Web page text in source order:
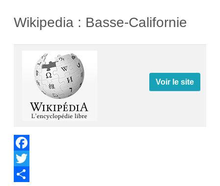
Wikipedia : Basse-Californie
Voir le site
Facebook
Twitter